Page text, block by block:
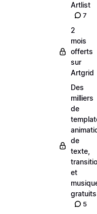
Artlist
7
2
mois
offerts
sur
Artgrid
Des
milliers
de
de
texte,
et
gratuits
5